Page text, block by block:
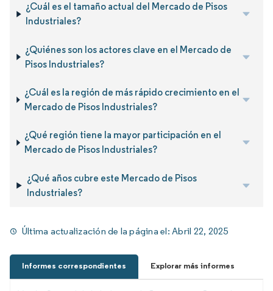
¿Cuál es el tamaño actual del Mercado de Pisos
Industriales?
¿Quiénes son los actores clave en el Mercado de
Pisos Industriales?
¿Cuál es la región de más rápido crecimiento en el
Mercado de Pisos Industriales?
¿Qué región tiene la mayor participación en el
Mercado de Pisos Industriales?
¿Qué años cubre este Mercado de Pisos
Industriales?
Última actualización de la página el:Abril 22, 2025
Informes correspondientes Explorar más informes